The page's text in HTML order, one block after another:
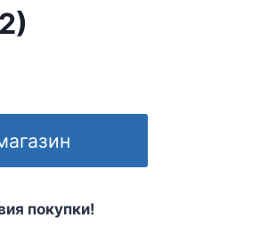
покупки!